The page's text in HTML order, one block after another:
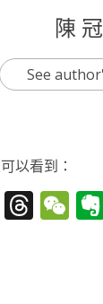
陳
See
以看到：